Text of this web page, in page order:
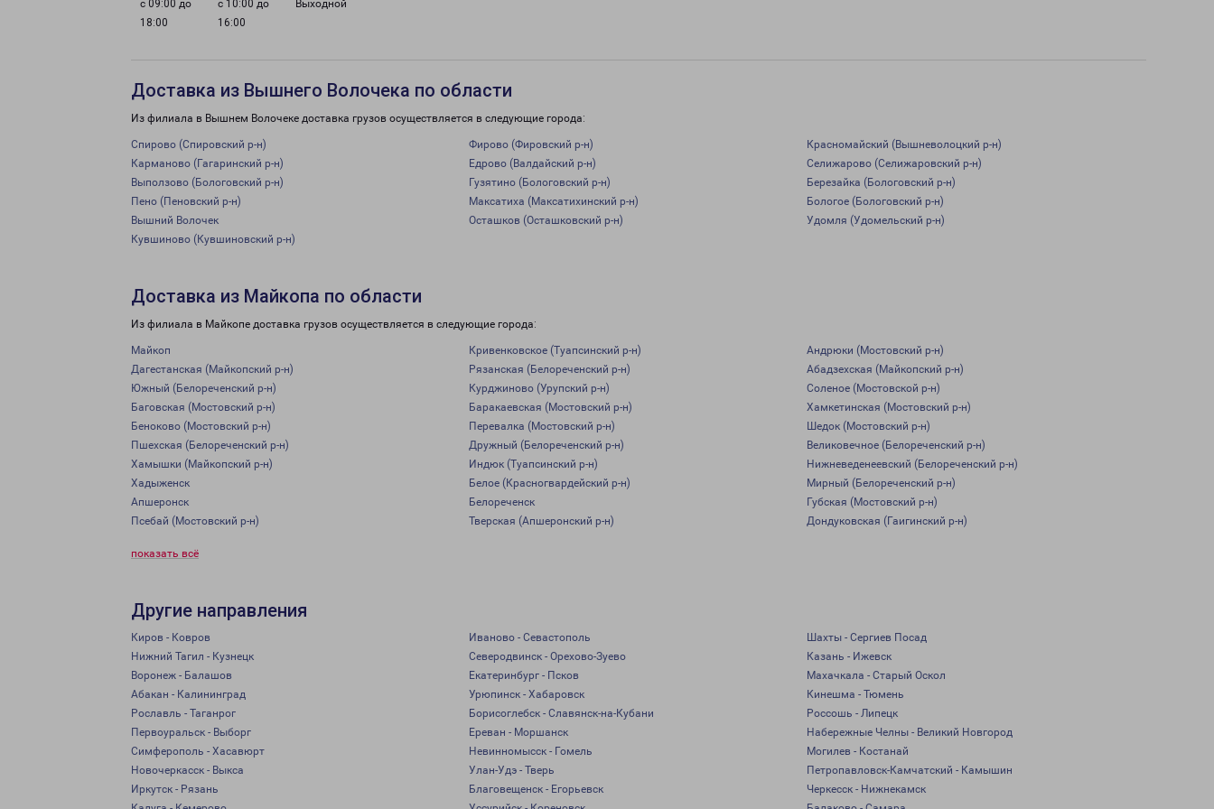
с 09:00 до
18:00
с 10:00 до
16:00
Выходной
Доставка из Вышнего Волочека по области
Из филиала в Вышнем Волочеке доставка грузов осуществляется в следующие города:
Спирово (Спировский р-н) Фирово (Фировский р-н)
Красномайский (Вышневолоцкий р-н)
Карманово (Гагаринский р-н)
Едрово (Валдайский р-н)
Селижарово (Селижаровский р-н)
Выползово (Бологовский р-н)
Гузятино (Бологовский р-н)
Березайка (Бологовский р-н)
Пено (Пеновский р-н)
Максатиха (Максатихинский р-н)
Бологое (Бологовский р-н)
Вышний Волочек
Осташков (Осташковский р-н)
Удомля (Удомельский р-н)
Кувшиново (Кувшиновский р-н)
Доставка из Майкопа по области
Из филиала в Майкопе доставка грузов осуществляется в следующие города:
Майкоп Кривенковское (Туапсинский р-н)
Андрюки (Мостовский р-н)
Дагестанская (Майкопский р-н)
Рязанская (Белореченский р-н)
Абадзехская (Майкопский р-н)
Южный (Белореченский р-н)
Курджиново (Урупский р-н)
Соленое (Мостовской р-н)
Баговская (Мостовский р-н)
Баракаевская (Мостовский р-н)
Хамкетинская (Мостовский р-н)
Беноково (Мостовский р-н)
Перевалка (Мостовский р-н)
Шедок (Мостовский р-н)
Пшехская (Белореченский р-н)
Дружный (Белореченский р-н)
Великовечное (Белореченский р-н)
Хамышки (Майкопский р-н)
Индюк (Туапсинский р-н)
Нижневеденеевский (Белореченский р-н)
Хадыженск
Белое (Красногвардейский р-н)
Мирный (Белореченский р-н)
Апшеронск
Белореченск
Губская (Мостовский р-н)
Псебай (Мостовский р-н)
Тверская (Апшеронский р-н) Дондуковская (Гаигинский р-н)
показать всё
Другие направления
Киров - Ковров Иваново - Севастополь
Шахты - Сергиев Посад
Нижний Тагил - Кузнецк
Северодвинск - Орехово-Зуево
Казань - Ижевск
Воронеж - Балашов
Екатеринбург - Псков
Махачкала - Старый Оскол
Абакан - Калининград
Урюпинск - Хабаровск
Кинешма - Тюмень
Рославль - Таганрог
Борисоглебск - Славянск-на-Кубани
Россошь - Липецк
Первоуральск - Выборг
Ереван - Моршанск
Набережные Челны - Великий Новгород
Симферополь - Хасавюрт
Невинномысск - Гомель
Могилев - Костанай
Новочеркасск - Выкса
Улан-Удэ - Тверь
Петропавловск-Камчатский - Камышин
Иркутск - Рязань
Благовещенск - Егорьевск
Черкесск - Нижнекамск